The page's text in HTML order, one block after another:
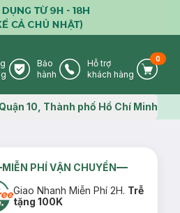
Warranty Icon
Bảo
hành
Phone Icon
Hỗ trợ
khách hàng
Cart
0
Map icon
10, Thành phố Hồ Chí Minh
MIỄN PHÍ VẬN CHUYỂN
Giao Nhanh Miễn Phí 2H. Trễ
tặng 100K